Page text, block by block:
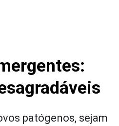
patógenos, sejam